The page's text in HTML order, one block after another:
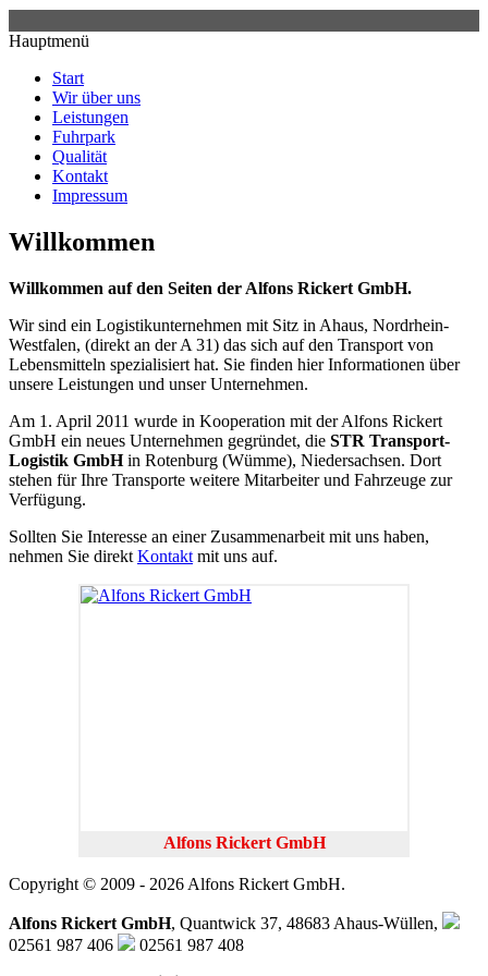
Hauptmenü
Start
Wir über uns
Leistungen
Fuhrpark
Qualität
Kontakt
Impressum
Willkommen
Willkommen auf den Seiten der Alfons Rickert GmbH.
Wir sind ein Logistikunternehmen mit Sitz in Ahaus, Nordrhein-
Westfalen, (direkt an der A 31) das sich auf den Transport von
Lebensmitteln spezialisiert hat. Sie finden hier Informationen über
unsere Leistungen und unser Unternehmen.
Am 1. April 2011 wurde in Kooperation mit der Alfons Rickert
GmbH ein neues Unternehmen gegründet, die STR Transport-
Logistik GmbHin Rotenburg (Wümme), Niedersachsen. Dort
stehen für Ihre Transporte weitere Mitarbeiter und Fahrzeuge zur
Verfügung.
Sollten Sie Interesse an einer Zusammenarbeit mit uns haben,
nehmen Sie direkt Kontakt mit uns auf.
Alfons Rickert GmbH
Copyright © 2009 - 2026 Alfons Rickert GmbH.
Alfons Rickert GmbH, Quantwick 37, 48683 Ahaus-Wüllen,
02561 987 406
02561 987 408